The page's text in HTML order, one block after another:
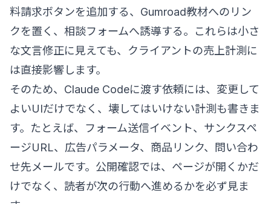
料請求ボタンを追加する、Gumroad教材へのリン
クを置く、相談フォームへ誘導する。これらは小さ
な文言修正に見えても、クライアントの売上計測に
は直接影響します。
そのため、Claude Codeに渡す依頼には、変更して
よいUIだけでなく、壊してはいけない計測も書きま
す。たとえば、フォーム送信イベント、サンクスペ
ージURL、広告パラメータ、商品リンク、問い合わ
せ先メールです。公開確認では、ページが開くかだ
けでなく、読者が次の行動へ進めるかを必ず見ま